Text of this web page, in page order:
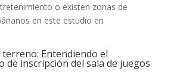
o existen zonas de
en este estudio en
Entendiendo el
de inscripción del sala de juegos